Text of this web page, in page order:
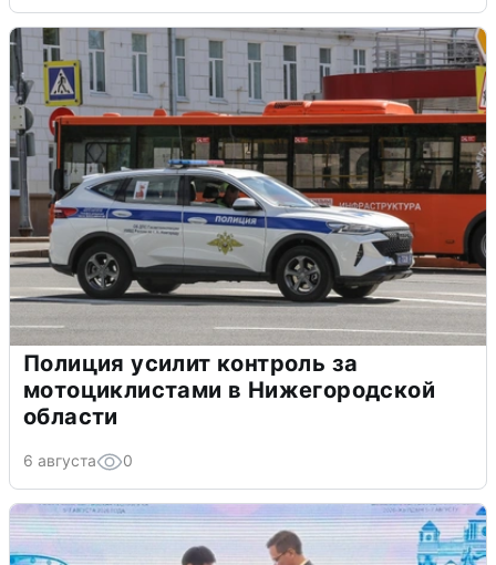
Полиция усилит контроль за
мотоциклистами в Нижегородской
области
6 августа 0